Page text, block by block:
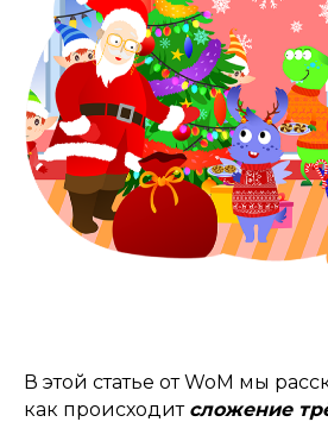
В этой статье от WoM мы
как происходит сложение